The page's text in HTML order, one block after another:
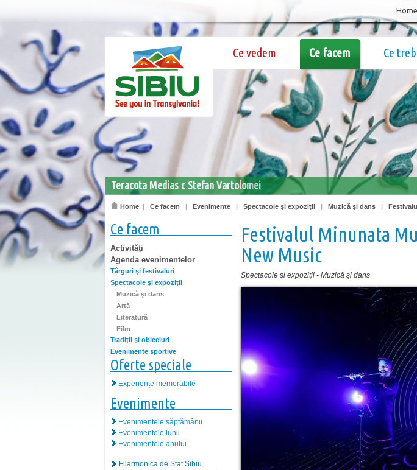
Home
Ce vedem Ce facem Ce
Teracota Medias c Stefan Vartolomei
Home | Ce facem | Evenimente | Spectacole şi expoziţii | Muzică şi dans |
Ce facem
Activități
Agenda evenimentelor
Târguri şi festivaluri
Spectacole şi expoziţii
Muzică şi dans
Artă
Literatură
Film
Tradiţii şi obiceiuri
Evenimente sportive
Oferte speciale
Experiențe memorabile
Evenimente
Evenimentele săptămânii
Evenimentele lunii
Evenimentele anului
Filarmonica de Stat Sibiu
Festivalul Minunata
New Music
Spectacole şi expoziţii - Muzică şi dans